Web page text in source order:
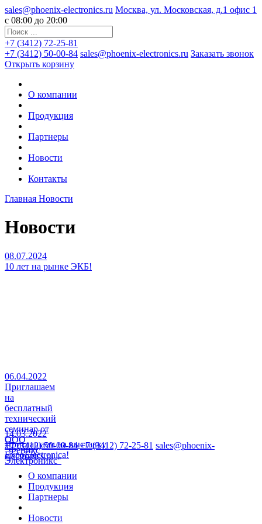
sales@phoenix-electronics.ru Москва, ул. Московская, д.1 офис 1
c 08:00 до 20:00
+7 (3412) 72-25-81
+7 (3412) 50-00-84 sales@phoenix-electronics.ru Заказать звонок
Открыть корзину
О компании
Продукция
Партнеры
Новости
Контакты
Главная Новости
Новости
08.07.2024
10 лет на рынке ЭКБ!
06.04.2022
Приглашаем
на
бесплатный
технический
семинар от
ООО
"Феникс
Электроникс"
14.03.2022
Приглашаем на выставку
ExpoElectronica!
+7 (3412) 50-00-84 +7 (3412) 72-25-81 sales@phoenix-
electronics.ru
О компании
Продукция
Партнеры
Новости